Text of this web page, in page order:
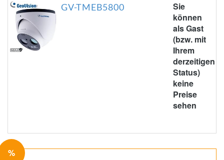
GV-TMEB5800
Sie
können
als Gast
(bzw. mit
Ihrem
derzeitigen
Status)
keine
Preise
sehen
%